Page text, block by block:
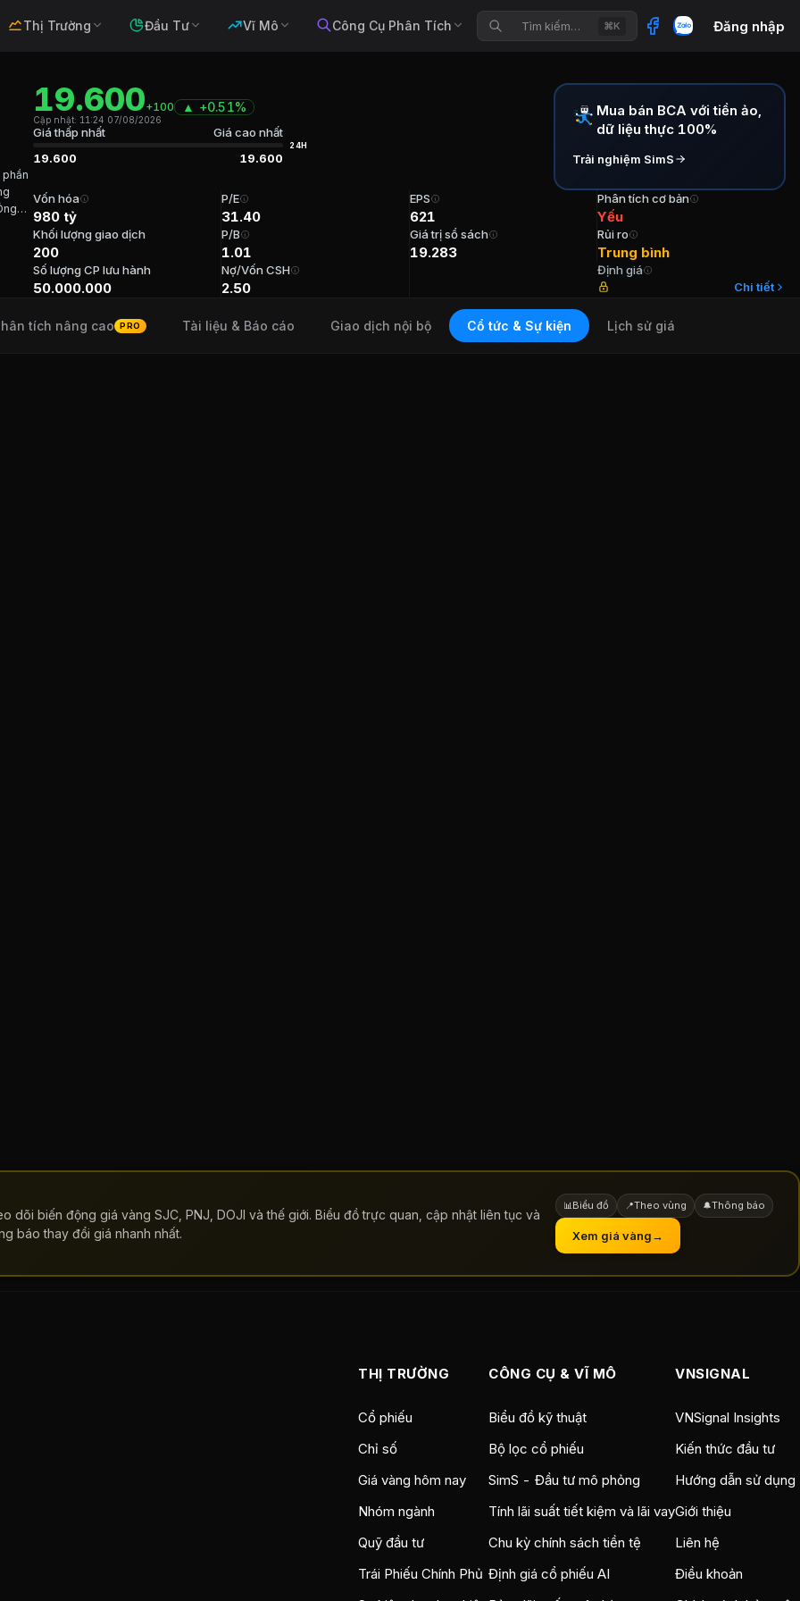
Thị Trường Đầu Tư Vĩ Mô Công Cụ Phân Tích Tìm kiếm… ⌘K Đăng nhập
liệu cơ bản. Sàn:
Phú Tuổi 43 Cổ phần 1,726,000 (3.45%) Năm bắt đầu 2020 TVHĐQT Ông Nguyễn Tống Thắng Tuổi 43 Cổ
phần
19.600+100 ▲ +0.51%
Cập nhật: 11:24 07/08/2026
Giá thấp nhất
Giá cao nhất
19.600
19.600
24H
Mua bán BCA với tiền ảo,
dữ liệu thực 100%
Trải nghiệm SimS
Vốn hóa
980 tỷ
Khối lượng giao dịch
200
Số lượng CP lưu hành
50.000.000
P/E
31.40
P/B
1.01
Nợ/Vốn CSH
2.50
EPS
621
Giá trị sổ sách
19.283
Phân tích cơ bản
Yếu
Rủi ro
Trung bình
Định giá
Chi tiết
tích nâng cao PRO Tài liệu & Báo cáo Giao dịch nội bộ Cổ tức & Sự kiện Lịch sử giá
dõi biến động giá vàng SJC, PNJ, DOJI và thế giới. Biểu đồ trực quan, cập nhật liên tục và
báo thay đổi giá nhanh nhất.
📊 Biểu đồ 📍Theo vùng 🔔Thông báo
Xem giá vàng→
THỊ TRƯỜNG
Cổ phiếu
Chỉ số
Giá vàng hôm nay
Nhóm ngành
Quỹ đầu tư
Trái Phiếu Chính Phủ
CÔNG CỤ & VĨ MÔ
Biểu đồ kỹ thuật
Bộ lọc cổ phiếu
SimS - Đầu tư mô phỏng
Tính lãi suất tiết kiệm và lãi vay
Chu kỳ chính sách tiền tệ
Định giá cổ phiếu AI
VNSIGNAL
VNSignal Insights
Kiến thức đầu tư
Hướng dẫn sử dụng
Giới thiệu
Liên hệ
Điều khoản